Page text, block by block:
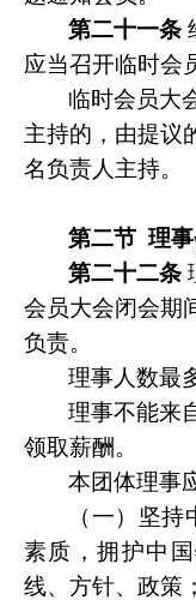
第二十一条
应当召开临时会
临时会员大
主持的，由提议
名负责人主持。
第二节 理
第二十二条
会员大会闭会期
负责。
理事人数最
理事不能来
领取薪酬。
本团体理事
（一）坚
素质，拥护中
线、方针、政策；